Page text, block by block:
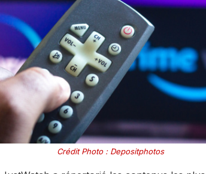
Crédit Photo : Depositphotos